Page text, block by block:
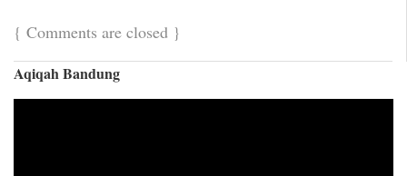
{ Comments are closed }
Aqiqah Bandung